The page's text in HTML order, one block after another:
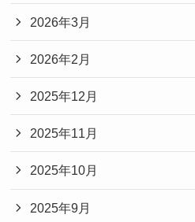
2026年3月
2026年2月
2025年12月
2025年11月
2025年10月
2025年9月